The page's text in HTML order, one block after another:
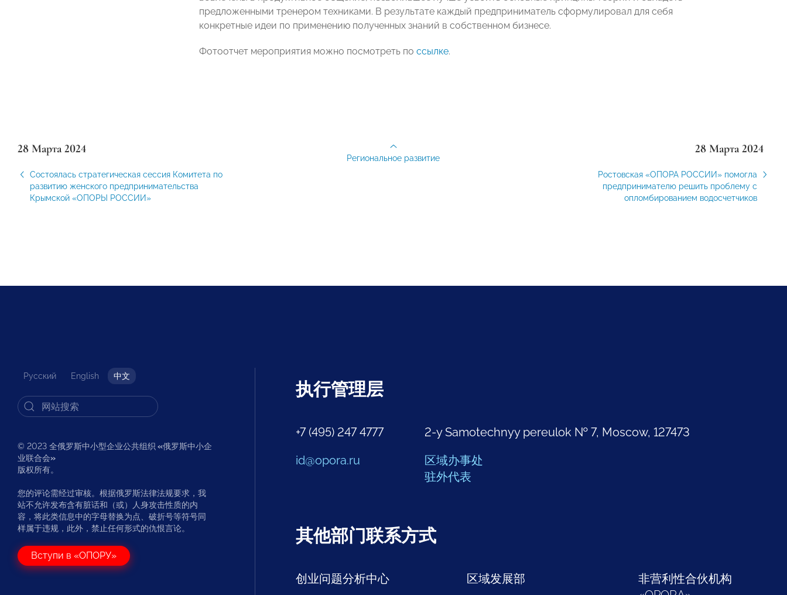
предложенными тренером техниками. В результате каждый предприниматель сформулировал для себя
конкретные идеи по применению полученных знаний в собственном бизнесе.
Фотоотчет мероприятия можно посмотреть по ссылке.
28 Марта 2024
Состоялась стратегическая сессия Комитета по
развитию женского предпринимательства
Крымской «ОПОРЫ РОССИИ»
28 Марта 2024
Ростовская «ОПОРА РОССИИ» помогла
предпринимателю решить проблему с
опломбированием водосчетчиков
Региональное развитие
Русский English 中文
© 2023 全俄罗斯中小型企业公共组织 «俄罗斯中小企
业联合会»
版权所有。
您的评论需经过审核。根据俄罗斯法律法规要求，我
站不允许发布含有脏话和（或）人身攻击性质的内
容，将此类信息中的字母替换为点、破折号等符号同
样属于违规，此外，禁止任何形式的仇恨言论。
Вступи в «ОПОРУ»
执行管理层
+7 (495) 247 4777
id@opora.ru
2-y Samotechnyy pereulok № 7, Moscow, 127473
区域办事处
驻外代表
其他部门联系方式
创业问题分析中心 区域发展部
非营利性合伙机构